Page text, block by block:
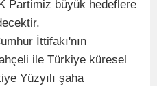
Partimiz büyük hedeflere
İttifakı'nın
ile Türkiye küresel
Yüzyılı şaha